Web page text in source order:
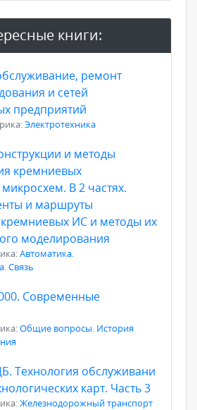
книги:
ремонт
и сетей
предприятий
Электротехника
и методы
кремниевых
В 2 частях.
и маршруты
кремниевых ИС и методы их
моделирования
Автоматика.
Связь
Современные
Общие вопросы. История
Технология обслуживани
карт. Часть 3
Железнодорожный транспорт